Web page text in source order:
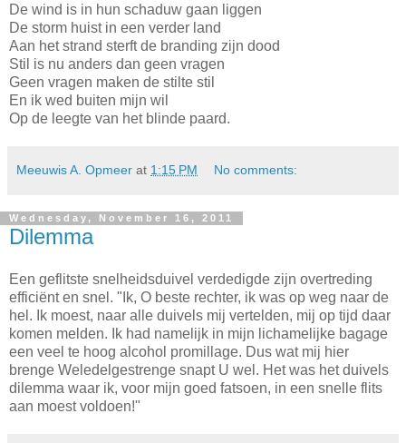
De wind is in hun schaduw gaan liggen
De storm huist in een verder land
Aan het strand sterft de branding zijn dood
Stil is nu anders dan geen vragen
Geen vragen maken de stilte stil
En ik wed buiten mijn wil
Op de leegte van het blinde paard.
Meeuwis A. Opmeer at 1:15 PM No comments:
Wednesday, November 16, 2011
Dilemma
Een geflitste snelheidsduivel verdedigde zijn overtreding
efficiënt en snel. "Ik, O beste rechter, ik was op weg naar de
hel. Ik moest, naar alle duivels mij vertelden, mij op tijd daar
komen melden. Ik had namelijk in mijn lichamelijke bagage
een veel te hoog alcohol promillage. Dus wat mij hier
brenge Weledelgestrenge snapt U wel. Het was het duivels
dilemma waar ik, voor mijn goed fatsoen, in een snelle flits
aan moest voldoen!"